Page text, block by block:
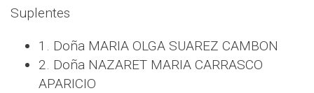
Suplentes
1. Doña MARIA OLGA SUAREZ CAMBON
2. Doña NAZARET MARIA CARRASCO
APARICIO